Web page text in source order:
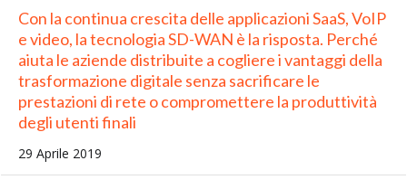
Con la continua crescita delle applicazioni SaaS, VoIP
e video, la tecnologia SD-WAN è la risposta. Perché
aiuta le aziende distribuite a cogliere i vantaggi della
trasformazione digitale senza sacrificare le
prestazioni di rete o compromettere la produttività
degli utenti finali
29 Aprile 2019